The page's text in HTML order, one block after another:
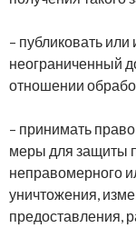
– публиковать
неограниченный
отношении
– принимать
меры для защиты
неправомерного
уничтожения,
предоставления,